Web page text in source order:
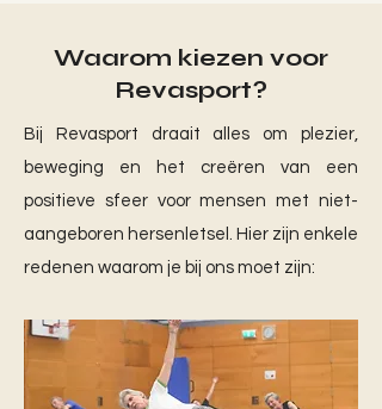
Waarom kiezen voor
Revasport?
Bij Revasport draait alles om plezier,
beweging en het creëren van een
positieve sfeer voor mensen met niet-
aangeboren hersenletsel. Hier zijn enkele
redenen waarom je bij ons moet zijn: